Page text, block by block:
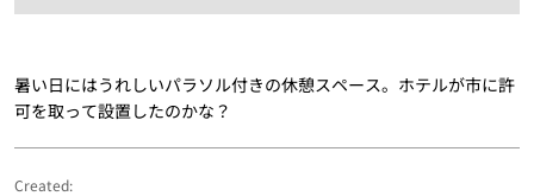
暑い日にはうれしいパラソル付きの休憩スペース。ホテルが市に許
可を取って設置したのかな？
Created: